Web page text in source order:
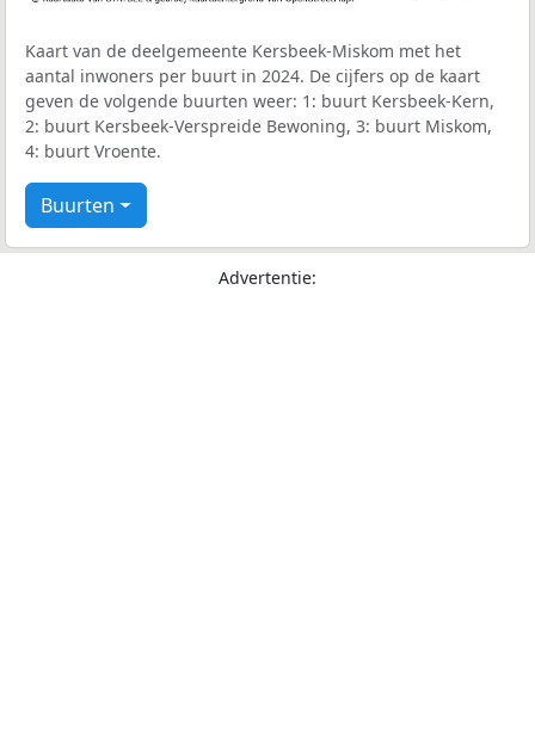
Kaart van de deelgemeente Kersbeek-Miskom met het
aantal inwoners per buurt in 2024. De cijfers op de kaart
geven de volgende buurten weer: 1: buurt Kersbeek-Kern,
2: buurt Kersbeek-Verspreide Bewoning, 3: buurt Miskom,
4: buurt Vroente.
Buurten
Advertentie: